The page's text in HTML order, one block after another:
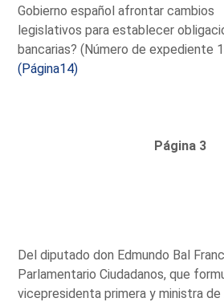
Gobierno español afrontar cambios
legislativos para establecer
bancarias? (Número de expediente
(Página14)
Página 3
Del diputado don Edmundo Bal
Parlamentario Ciudadanos, que
vicepresidenta primera y ministra